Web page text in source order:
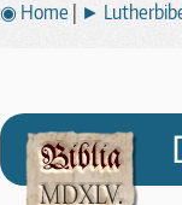
◉ Home ►